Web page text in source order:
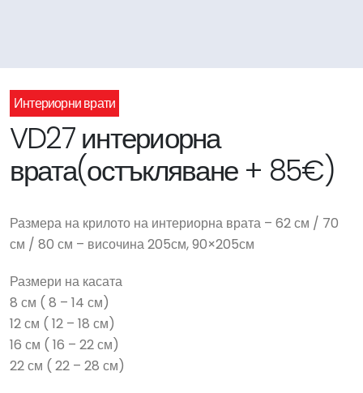
Интериорни врати
VD27 интериорна
врата(остъкляване + 85€)
Размера на крилото на интериорна врата – 62 см / 70
см / 80 см – височина 205см, 90×205см
Размери на касата
8 см ( 8 – 14 см)
12 см ( 12 – 18 см)
16 см ( 16 – 22 см)
22 см ( 22 – 28 см)